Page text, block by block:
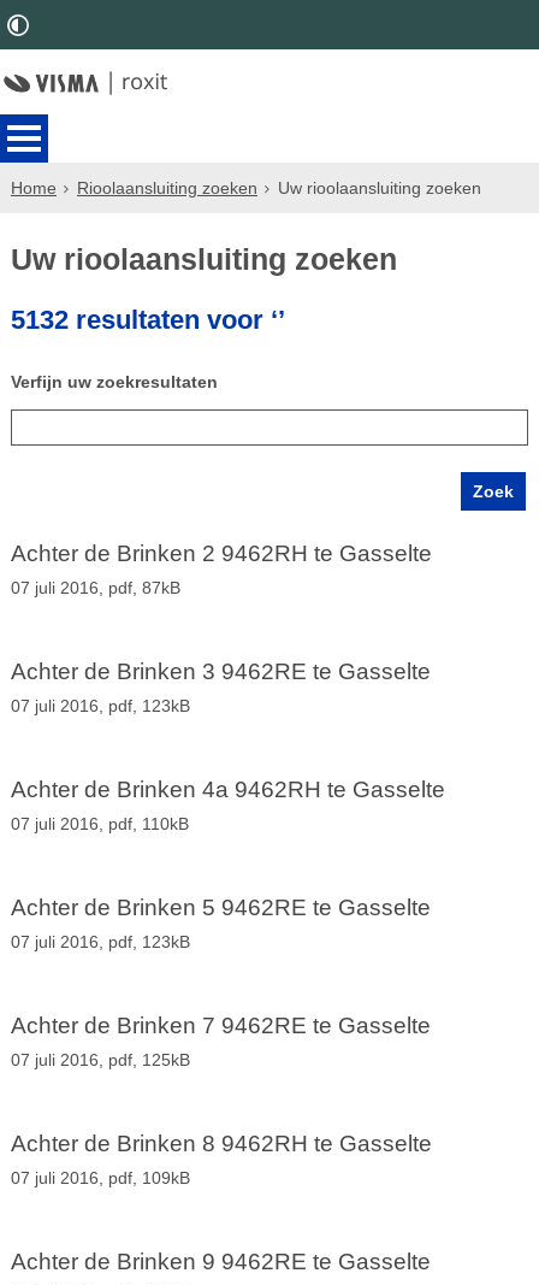
Home Rioolaansluiting zoeken Uw rioolaansluiting zoeken
Uw rioolaansluiting zoeken
5132 resultaten voor ‘’
Verfijn uw zoekresultaten
Achter de Brinken 2 9462RH te Gasselte
07 juli 2016, pdf, 87kB
Achter de Brinken 3 9462RE te Gasselte
07 juli 2016, pdf, 123kB
Achter de Brinken 4a 9462RH te Gasselte
07 juli 2016, pdf, 110kB
Achter de Brinken 5 9462RE te Gasselte
07 juli 2016, pdf, 123kB
Achter de Brinken 7 9462RE te Gasselte
07 juli 2016, pdf, 125kB
Achter de Brinken 8 9462RH te Gasselte
07 juli 2016, pdf, 109kB
Achter de Brinken 9 9462RE te Gasselte